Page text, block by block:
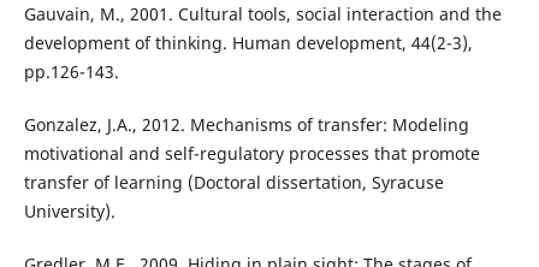
Gauvain, M., 2001. Cultural tools, social interaction and the
development of thinking. Human development, 44(2-3),
pp.126-143.
Gonzalez, J.A., 2012. Mechanisms of transfer: Modeling
motivational and self-regulatory processes that promote
transfer of learning (Doctoral dissertation, Syracuse
University).